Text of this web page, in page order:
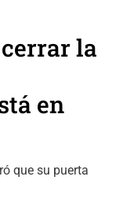
la
en
que su puerta